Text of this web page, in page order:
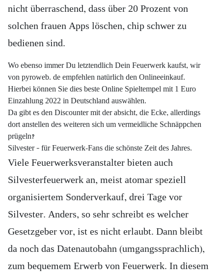
nicht überraschend, dass über 20 Prozent von
solchen frauen Apps löschen, chip schwer zu
bedienen sind.
Wo ebenso immer Du letztendlich Dein Feuerwerk kaufst, wir
von pyroweb. de empfehlen natürlich den Onlineeinkauf.
Hierbei können Sie dies beste Online Spieltempel mit 1 Euro
Einzahlung 2022 in Deutschland auswählen.
Da gibt es den Discounter mit der absicht, die Ecke, allerdings
dort anstellen des weiteren sich um vermeidliche Schnäppchen
prügeln?
Silvester – für Feuerwerk-Fans die schönste Zeit des Jahres.
Viele Feuerwerksveranstalter bieten auch
Silvesterfeuerwerk an, meist atomar speziell
organisiertem Sonderverkauf, drei Tage vor
Silvester. Anders, so sehr schreibt es welcher
Gesetzgeber vor, ist es nicht erlaubt. Dann bleibt
da noch das Datenautobahn (umgangssprachlich),
zum bequemem Erwerb von Feuerwerk. In diesem